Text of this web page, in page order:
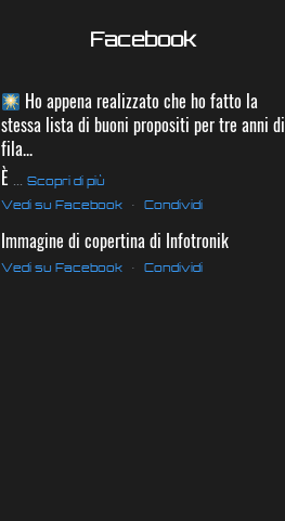
Facebook
Ho appena realizzato che ho fatto la
stessa lista di buoni propositi per tre anni di
fila...
È
Scopri di più
Vedi su Facebook · Condividi
Immagine di copertina di Infotronik
Vedi su Facebook · Condividi